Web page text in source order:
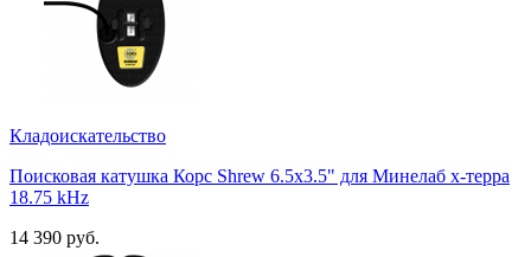
Кладоискательство
Поисковая катушка Корс Shrew 6.5x3.5" для Минелаб х-терра
18.75 kHz
14 390 руб.